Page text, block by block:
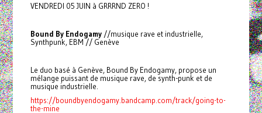
VENDREDI 05 JUIN à GRRRND ZERO !
Bound By Endogamy//musique rave et industrielle,
Synthpunk, EBM // Genève
Le duo basé à Genève, Bound By Endogamy, propose un
mélange puissant de musique rave, de synth-punk et de
musique industrielle.
https://boundbyendogamy.bandcamp.com/track/going-to-
the-mine